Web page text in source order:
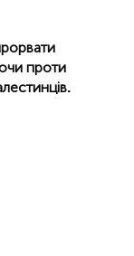
проти